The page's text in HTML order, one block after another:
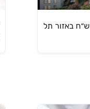
דירות מתחת ל2,000,000 ש״ח באזור תל